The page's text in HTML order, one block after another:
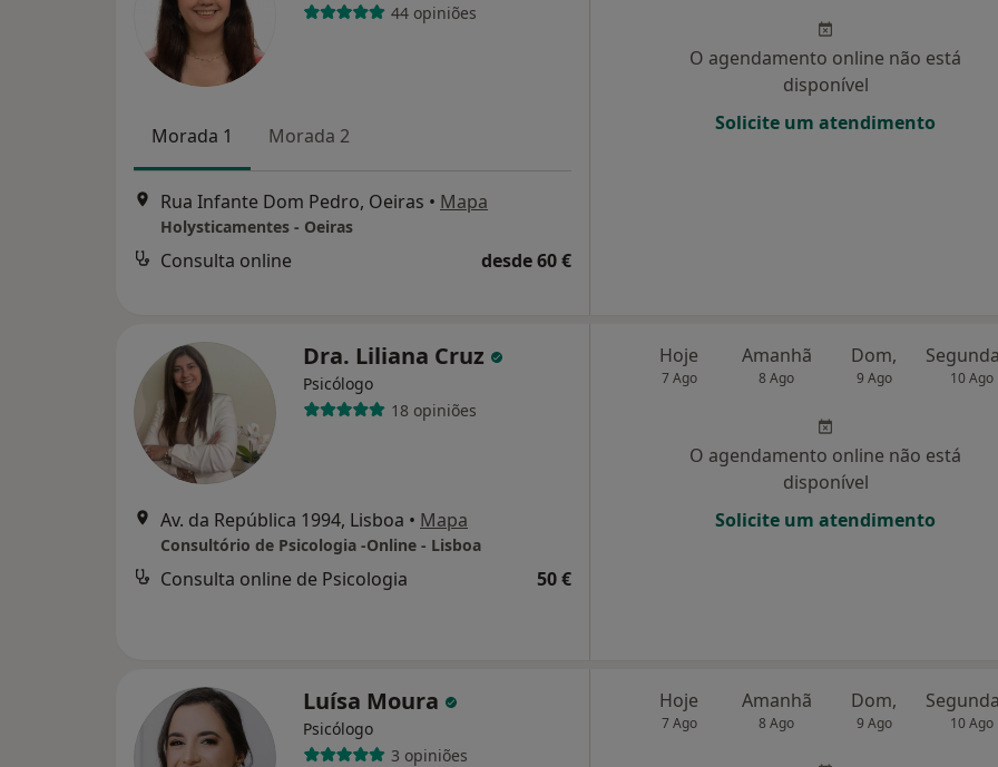
44 opiniões
Morada 1 Morada 2
Rua Infante Dom Pedro, Oeiras • Mapa
Holysticamentes - Oeiras
Consulta online desde 60 €
O agendamento online não está
disponível
Solicite um atendimento
Dra. Liliana Cruz
Psicólogo
18 opiniões
Av. da República 1994, Lisboa • Mapa
Consultório de Psicologia -Online - Lisboa
Consulta online de Psicologia 50 €
Hoje
7 Ago
Amanhã
8 Ago
Dom,
9 Ago 10 Ago
O agendamento online não está
disponível
Solicite um atendimento
Luísa Moura
Psicólogo
3 opiniões
Hoje
7 Ago
Amanhã
8 Ago
Dom,
9 Ago 10 Ago